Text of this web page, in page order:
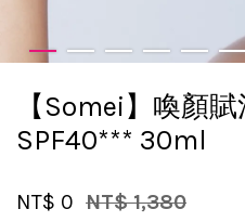
【Somei】喚顏
SPF40*** 30ml
NT$ 0 NT$ 1,380